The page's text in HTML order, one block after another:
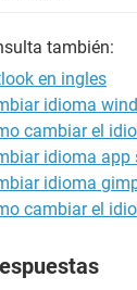
también:
en ingles
idioma
cambiar el
idioma app
idioma
cambiar el